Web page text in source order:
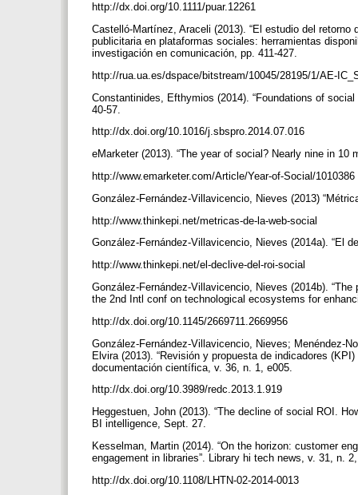
http://dx.doi.org/10.1111/puar.12261
Castelló-Martínez, Araceli (2013). “El estudio del
publicitaria en plataformas sociales: herramientas
investigación en comunicación, pp. 411-427.
http://rua.ua.es/dspace/bitstream/10045/28195/1/AE-
Constantinides, Efthymios (2014). “Foundations of
40-57.
http://dx.doi.org/10.1016/j.sbspro.2014.07.016
eMarketer (2013). “The year of social? Nearly nine in
http://www.emarketer.com/Article/Year-of-Social/1010386
González-Fernández-Villavicencio, Nieves (2013)
http://www.thinkepi.net/metricas-de-la-web-social
González-Fernández-Villavicencio, Nieves (2014a). “El
http://www.thinkepi.net/el-declive-del-roi-social
González-Fernández-Villavicencio, Nieves (2014b).
the 2nd Intl conf on technological ecosystems for
http://dx.doi.org/10.1145/2669711.2669956
González-Fernández-Villavicencio, Nieves; Menéndez-
Elvira (2013). “Revisión y propuesta de indicadores
documentación científica, v. 36, n. 1, e005.
http://dx.doi.org/10.3989/redc.2013.1.919
Heggestuen, John (2013). “The decline of social ROI.
BI intelligence, Sept. 27.
Kesselman, Martin (2014). “On the horizon: customer
engagement in libraries”. Library hi tech news, v. 31, n.
http://dx.doi.org/10.1108/LHTN-02-2014-0013